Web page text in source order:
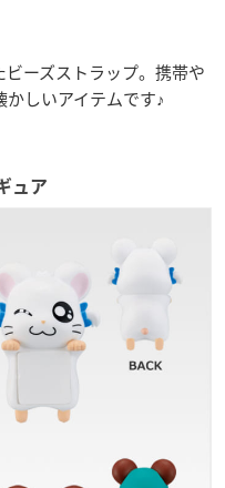
ーズストラップ。携帯や
しいアイテムです♪
ュア